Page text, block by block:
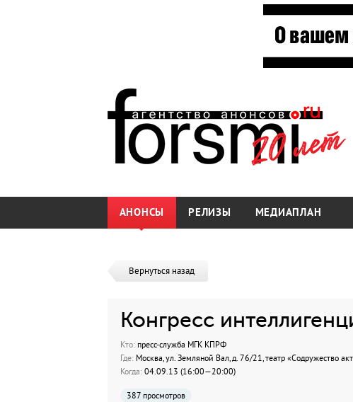
АНОНСЫ РЕЛИЗЫ МЕДИАПЛАН
Вернуться назад
Конгресс
Кто:пресс-служба МГК КПРФ
Где:Москва, ул. Земляной Вал, д. 76/21, театр «Содружество
Когда:04.09.13 (16:00—20:00)
387 просмотров